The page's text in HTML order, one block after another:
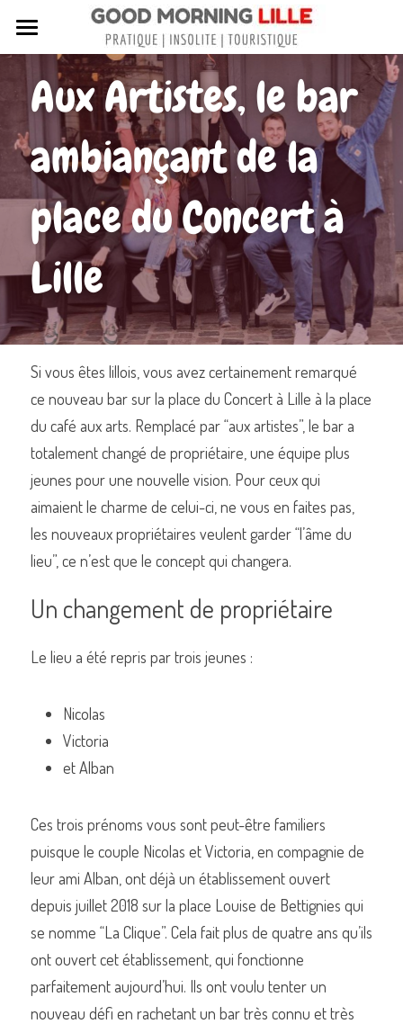
Tous nos articles
Sortir à Lille
Lille de A à Z
Nos livres sur Lille
Lille insolite et secret
Street Art à Lille
Toutes les rues de Lille
Rechercher
Commander un de nos livres sur Lille
Aux Artistes, le bar
ambiançant de la
place du Concert à
Lille
Si vous êtes lillois, vous avez certainement remarqué
ce nouveau bar sur la place du Concert à Lille à la place
du café aux arts. Remplacé par “aux artistes”, le bar a
totalement changé de propriétaire, une équipe plus
jeunes pour une nouvelle vision. Pour ceux qui
aimaient le charme de celui-ci, ne vous en faites pas,
les nouveaux propriétaires veulent garder “l’âme du
lieu”, ce n’est que le concept qui changera.
Un changement de propriétaire
Le lieu a été repris par trois jeunes :
Nicolas
Victoria
et Alban
Ces trois prénoms vous sont peut-être familiers
puisque le couple Nicolas et Victoria, en compagnie de
leur ami Alban, ont déjà un établissement ouvert
depuis juillet 2018 sur la place Louise de Bettignies qui
se nomme “La Clique”. Cela fait plus de quatre ans qu’ils
ont ouvert cet établissement, qui fonctionne
parfaitement aujourd’hui. Ils ont voulu tenter un
nouveau défi en rachetant un bar très connu et très